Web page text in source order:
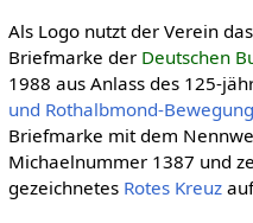
Als Logo nutzt der Verein
Briefmarke der Deutschen
1988 aus Anlass des 125-
und Rothalb­mond-Be­we­gung
Briefmarke mit dem
Michaelnummer 1387 und
gezeichnetes Rotes Kreuz